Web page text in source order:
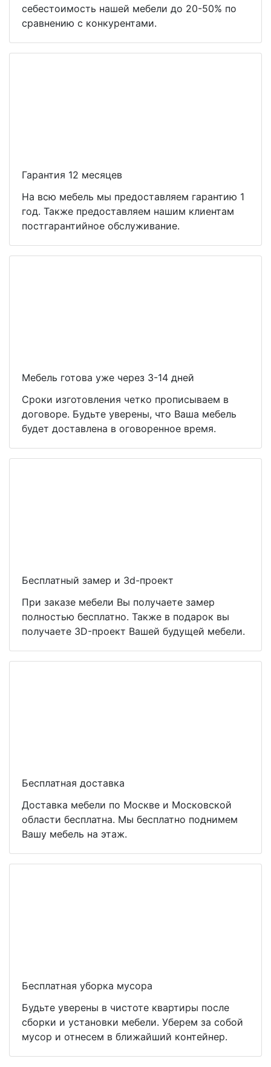
себестоимость нашей мебели до 20-50% по
сравнению с конкурентами.
Гарантия 12 месяцев
На всю мебель мы предоставляем гарантию 1
год. Также предоставляем нашим клиентам
постгарантийное обслуживание.
Мебель готова уже через 3-14 дней
Сроки изготовления четко прописываем в
договоре. Будьте уверены, что Ваша мебель
будет доставлена в оговоренное время.
Бесплатный замер и 3d-проект
При заказе мебели Вы получаете замер
полностью бесплатно. Также в подарок вы
получаете 3D-проект Вашей будущей мебели.
Бесплатная доставка
Доставка мебели по Москве и Московской
области бесплатна. Мы бесплатно поднимем
Вашу мебель на этаж.
Бесплатная уборка мусора
Будьте уверены в чистоте квартиры после
сборки и установки мебели. Уберем за собой
мусор и отнесем в ближайший контейнер.